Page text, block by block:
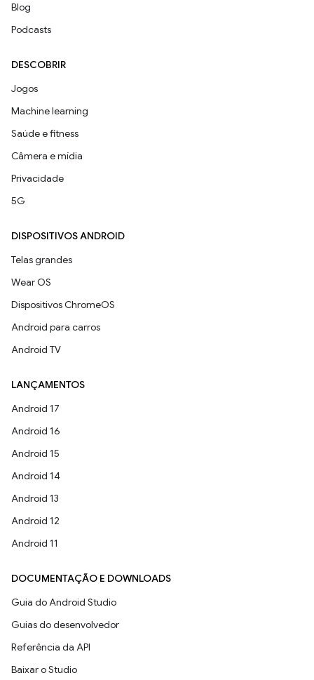
Blog
Podcasts
DESCOBRIR
Jogos
Machine learning
Saúde e fitness
Câmera e mídia
Privacidade
5G
DISPOSITIVOS ANDROID
Telas grandes
Wear OS
Dispositivos ChromeOS
Android para carros
Android TV
LANÇAMENTOS
Android 17
Android 16
Android 15
Android 14
Android 13
Android 12
Android 11
DOCUMENTAÇÃO E DOWNLOADS
Guia do Android Studio
Guias do desenvolvedor
Referência da API
Baixar o Studio